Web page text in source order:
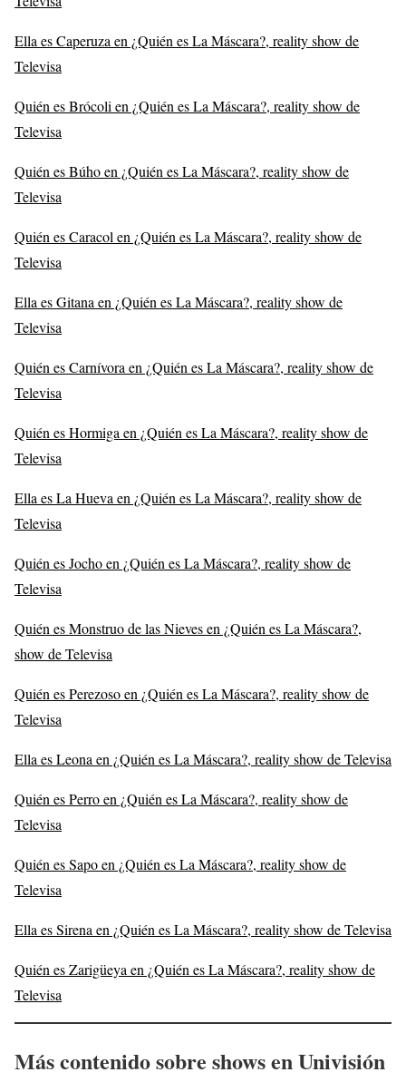
Ella es Caperuza en ¿Quién es La Máscara?, reality show de
Televisa
Quién es Brócoli en ¿Quién es La Máscara?, reality show de
Televisa
Quién es Búho en ¿Quién es La Máscara?, reality show de
Televisa
Quién es Caracol en ¿Quién es La Máscara?, reality show de
Televisa
Ella es Gitana en ¿Quién es La Máscara?, reality show de
Televisa
Quién es Carnívora en ¿Quién es La Máscara?, reality show de
Televisa
Quién es Hormiga en ¿Quién es La Máscara?, reality show de
Televisa
Ella es La Hueva en ¿Quién es La Máscara?, reality show de
Televisa
Quién es Jocho en ¿Quién es La Máscara?, reality show de
Televisa
Quién es Monstruo de las Nieves en ¿Quién es La Máscara?,
show de Televisa
Quién es Perezoso en ¿Quién es La Máscara?, reality show de
Televisa
Ella es Leona en ¿Quién es La Máscara?, reality show de Televisa
Quién es Perro en ¿Quién es La Máscara?, reality show de
Televisa
Quién es Sapo en ¿Quién es La Máscara?, reality show de
Televisa
Ella es Sirena en ¿Quién es La Máscara?, reality show de Televisa
Quién es Zarigüeya en ¿Quién es La Máscara?, reality show de
Televisa
Más contenido sobre shows en Univisión